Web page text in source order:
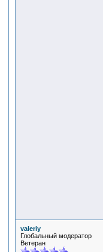
valeriy
Глобальный модератор
Ветеран